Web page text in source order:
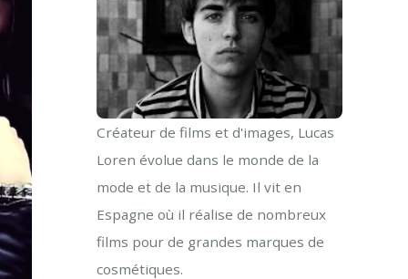
Créateur de films et d'images, Lucas
Loren évolue dans le monde de la
mode et de la musique. Il vit en
Espagne où il réalise de nombreux
films pour de grandes marques de
cosmétiques.